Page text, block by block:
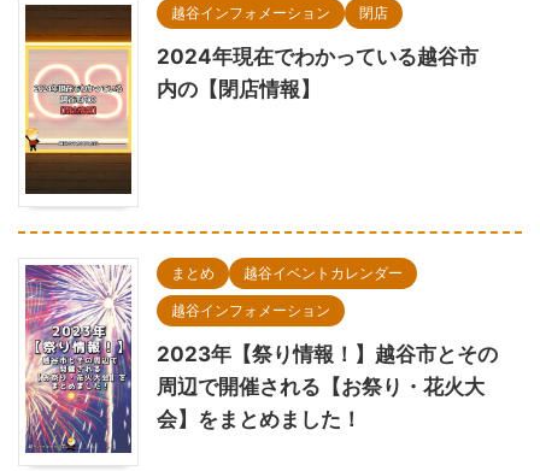
越谷インフォメーション 閉店
2024年現在でわかっている越谷市
内の【閉店情報】
まとめ 越谷イベントカレンダー
越谷インフォメーション
2023年【祭り情報！】越谷市とその
周辺で開催される【お祭り・花火大
会】をまとめました！